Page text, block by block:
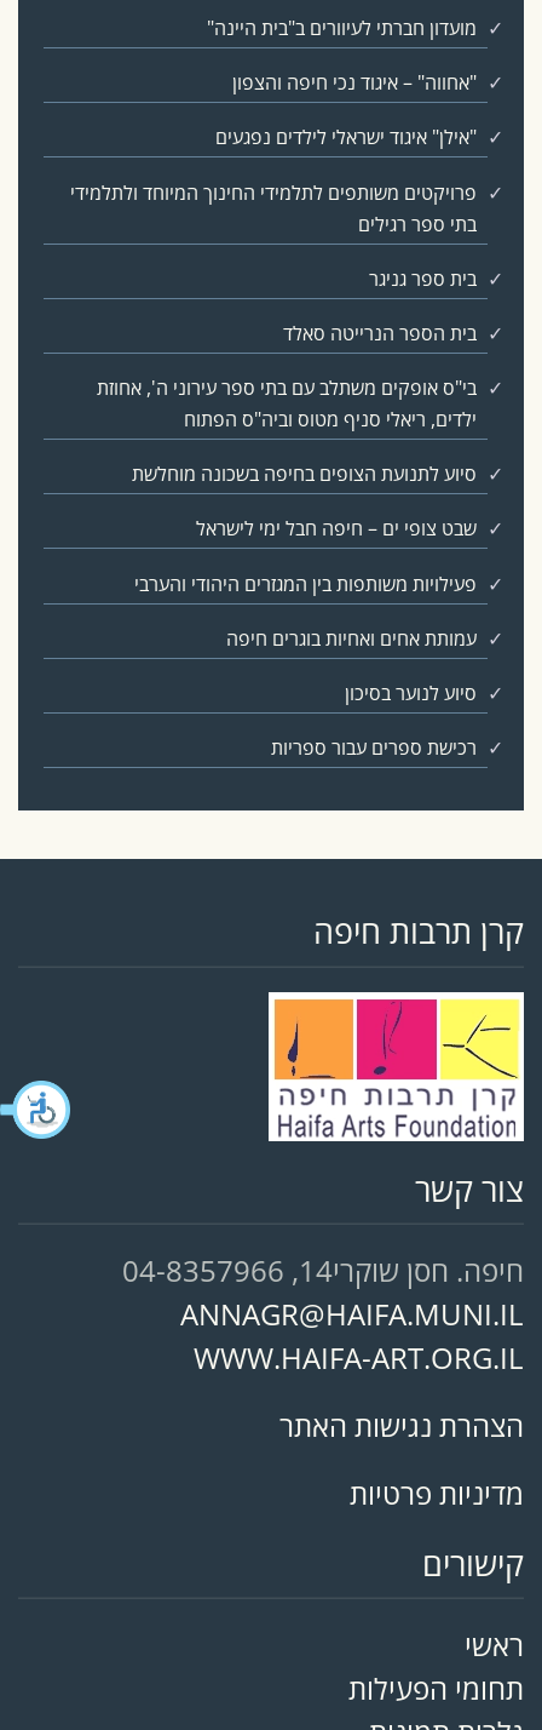
מועדון חברתי לעיוורים ב"בית היינה"
"אחווה" – איגוד נכי חיפה והצפון
"אילן" איגוד ישראלי לילדים נפגעים
פרויקטים משותפים לתלמידי החינוך המיוחד ולתלמידי
בתי ספר רגילים
בית ספר גניגר
בית הספר הנרייטה סאלד
בי"ס אופקים משתלב עם בתי ספר עירוני ה', אחוזת
ילדים, ריאלי סניף מטוס וביה"ס הפתוח
סיוע לתנועת הצופים בחיפה בשכונה מוחלשת
שבט צופי ים – חיפה חבל ימי לישראל
פעילויות משותפות בין המגזרים היהודי והערבי
עמותת אחים ואחיות בוגרים חיפה
סיוע לנוער בסיכון
רכישת ספרים עבור ספריות
קרן תרבות חיפה
צור קשר
חיפה. חסן שוקרי14, 04-8357966
ANNAGR@HAIFA.MUNI.IL
WWW.HAIFA-ART.ORG.IL
הצהרת נגישות האתר
מדיניות פרטיות
קישורים
ראשי
תחומי הפעילות